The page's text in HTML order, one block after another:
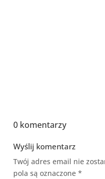
0 komentarzy
Wyślij komentarz
Twój adres email nie
pola są oznaczone*